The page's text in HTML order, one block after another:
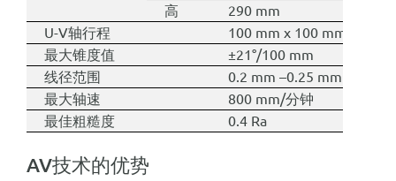
高
290 mm
U-V轴行程
100 mm x 100 mm
最大锥度值
±21°/100 mm
线径范围
0.2 mm –0.25 mm – 0.3
最大轴速
800 mm/分钟
最佳粗糙度
0.4 Ra
AV技术的优势